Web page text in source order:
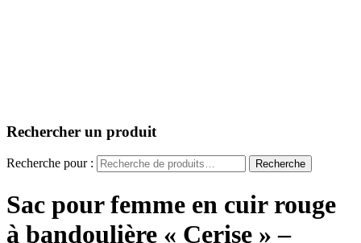
Rechercher un produit
Recherche pour : Recherche
Sac pour femme en cuir rouge
à bandoulière « Cerise » –